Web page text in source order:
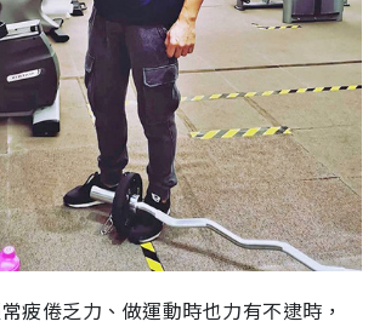
疲倦乏力、做運動時也力有不逮時，